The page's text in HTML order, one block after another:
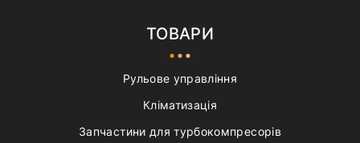
ТОВАРИ
Рульове управління
Кліматизація
Запчастини для турбокомпресорів